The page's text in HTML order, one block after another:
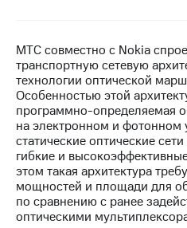
управление
Корпоративный
секретарь
Раскрытие
информации
Информация
акционерам
Документы
ПАО
"МТС"
Собрания
МТС совместно с Nokia
транспортную сетевую
технологии оптической
Особенностью этой
программно-определяемая
на электронном и
статические оптические
гибкие и
этом такая архитектура
мощностей и площади для
по сравнению с ранее
оптическими